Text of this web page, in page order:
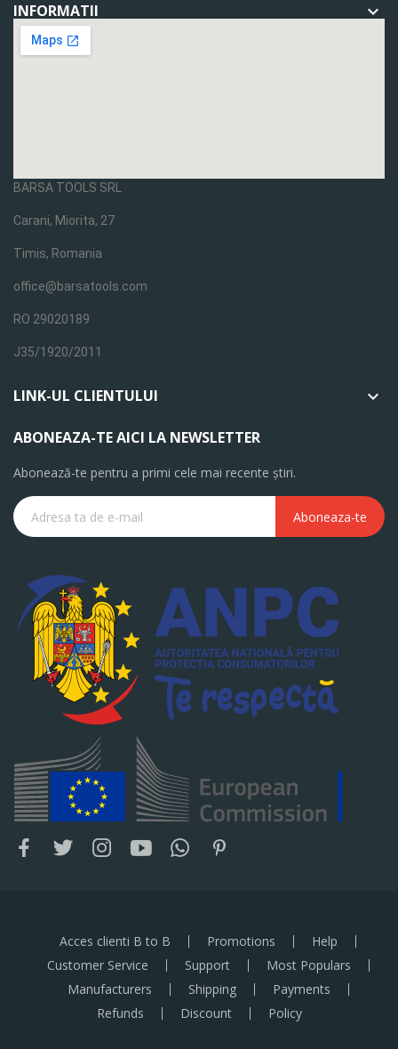
INFORMATII 
BARSA TOOLS SRL
Carani, Miorita, 27
Timis, Romania
office@barsatools.com
RO 29020189
J35/1920/2011
LINK-UL CLIENTULUI 
ABONEAZA-TE AICI LA NEWSLETTER
Abonează-te pentru a primi cele mai recente știri.
Aboneaza-te
Acces clienti B to B Promotions
Help
Customer Service
Support
Most Populars
Manufacturers
Shipping
Payments
Refunds
Discount Policy